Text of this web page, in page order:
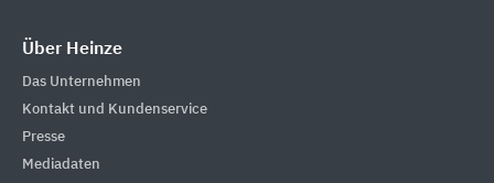
Über Heinze
Das Unternehmen
Kontakt und Kundenservice
Presse
Mediadaten